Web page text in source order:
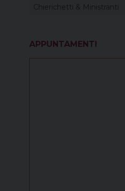
Chierichetti & Ministranti
APPUNTAMENTI